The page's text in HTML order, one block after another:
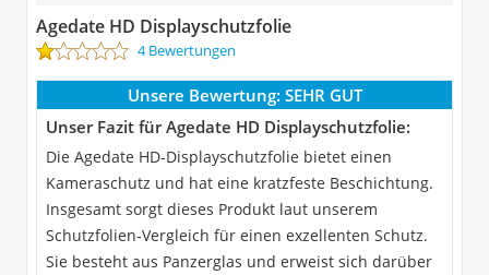
Agedate HD Displayschutzfolie
4 Bewertungen
Unsere Bewertung: SEHR GUT
Unser Fazit für Agedate HD Displayschutzfolie:
Die Agedate HD-Displayschutzfolie bietet einen
Kameraschutz und hat eine kratzfeste Beschichtung.
Insgesamt sorgt dieses Produkt laut unserem
Schutzfolien-Vergleich für einen exzellenten Schutz.
Sie besteht aus Panzerglas und erweist sich darüber